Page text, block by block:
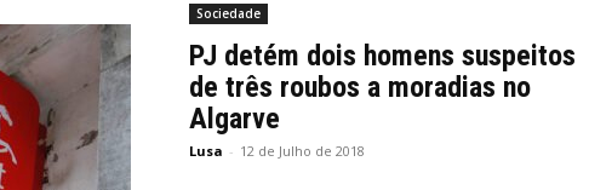
Sociedade
PJ detém dois homens suspeitos
de três roubos a moradias no
Algarve
Lusa - 12 de Julho de 2018